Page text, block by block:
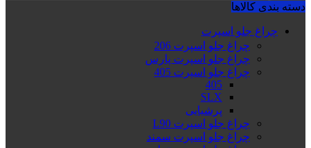
دسته بندی کالاها
چراغ جلو اسپرت
چراغ جلو اسپرت 206
چراغ جلو اسپرت پارس
چراغ جلو اسپرت 405
405
SLX
پرشیایی
چراغ جلو اسپرت L90
چراغ جلو اسپرت سمند